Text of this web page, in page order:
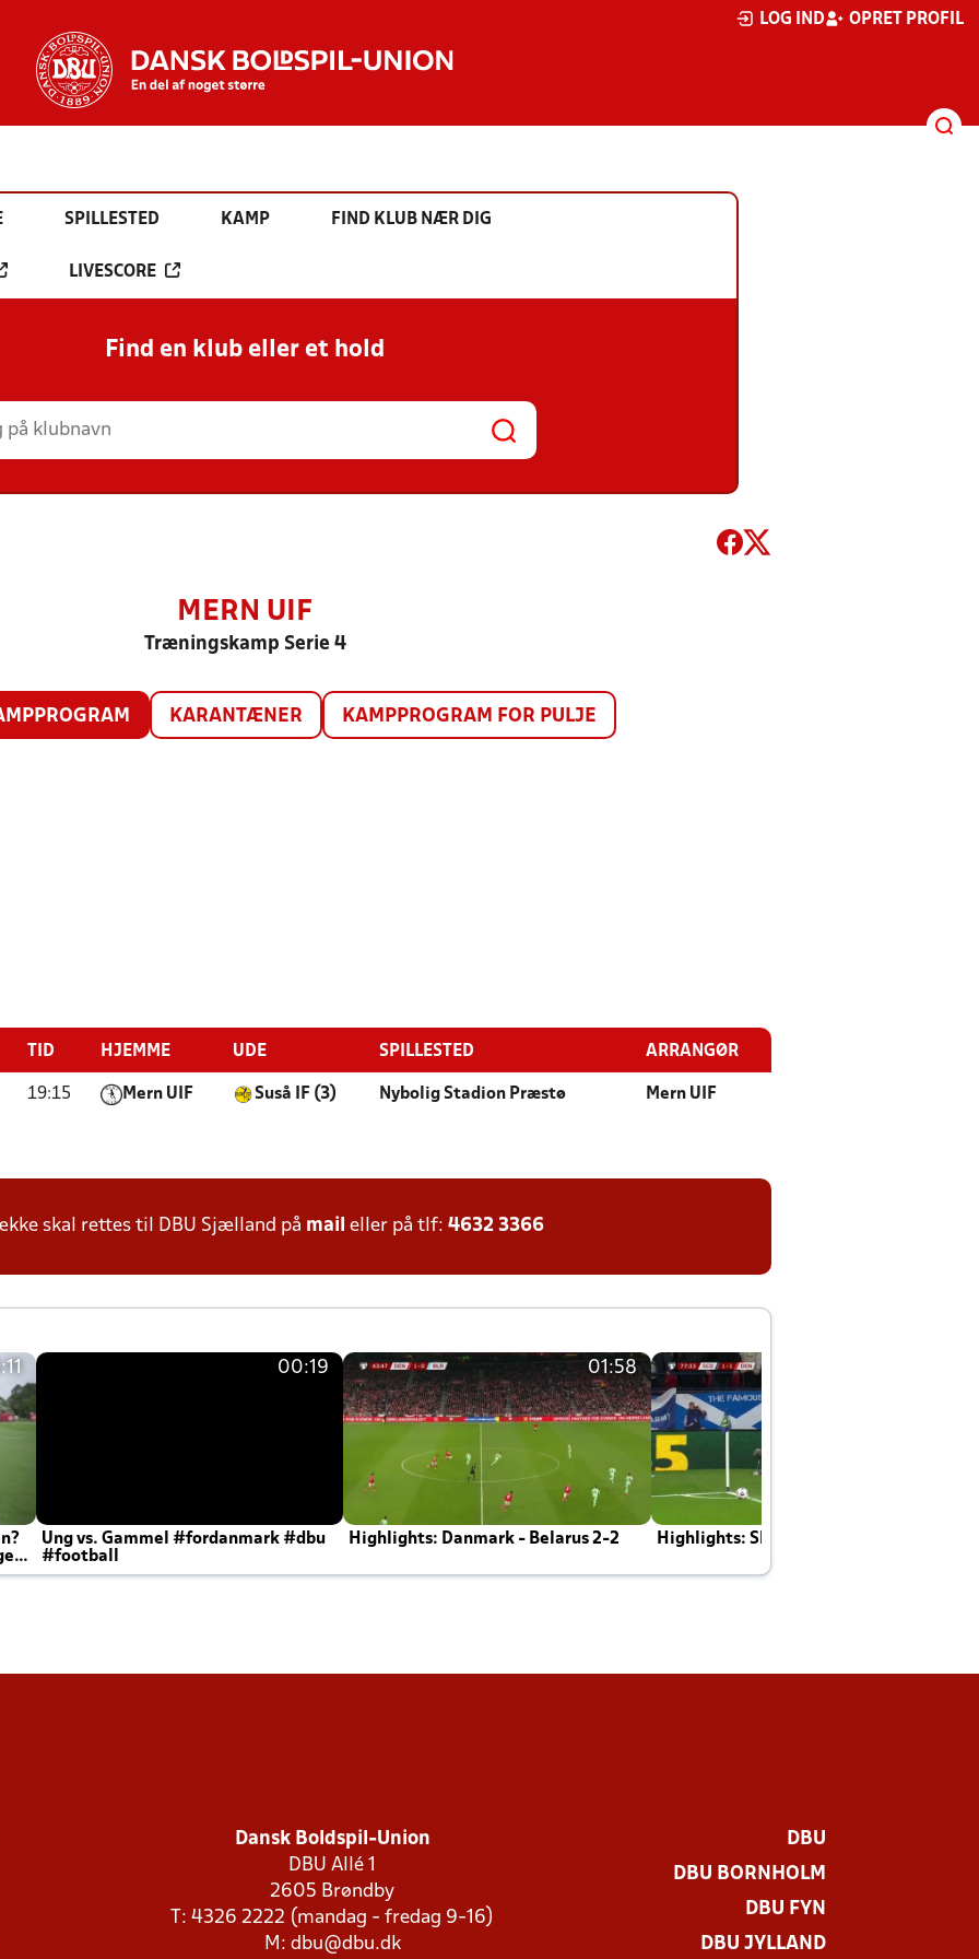
LOG IND OPRET PROFIL
SPILLESTED KAMP FIND KLUB NÆR DIG
LIVESCORE
Find en klub eller et hold
MERN UIF
Træningskamp Serie 4
KARANTÆNER KAMPPROGRAM FOR PULJE
TID HJEMME UDE SPILLESTED ARRANGØR
19:15 Mern UIF Suså IF (3) Nybolig Stadion Præstø Mern UIF
skal rettes til DBU Sjælland på mail eller på tlf: 4632 3366
00:19
Ung vs. Gammel #fordanmark #dbu
#football
01:58
Highlights: Danmark - Belarus 2-2 Highlights: Skotland - Danmark 4-2
Dansk Boldspil-Union
DBU Allé 1
2605 Brøndby
T: 4326 2222 (mandag - fredag 9-16)
M: dbu@dbu.dk
DBU
DBU BORNHOLM
DBU FYN
DBU JYLLAND